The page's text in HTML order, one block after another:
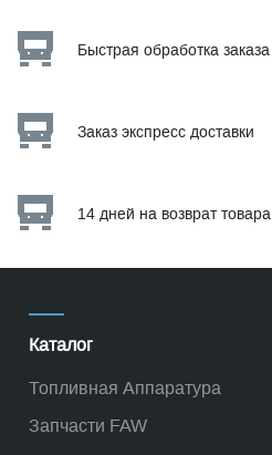
Быстрая обработка заказа
Заказ экспресс доставки
14 дней на возврат товара
Каталог
Топливная Аппаратура
Запчасти FAW